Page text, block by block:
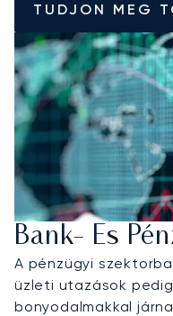
TUDJON MEG
Bank- És
A pénzügyi
üzleti utazások
bonyodalmakkal